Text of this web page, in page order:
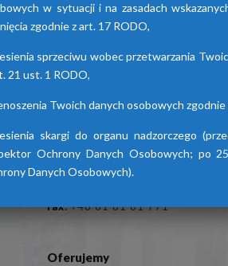
SXD-30 16
Wysogotowo, ul. Kamienna 28,
62-081 Przeźmierowo
info@pneumatik.pl
fax:+48 61 81 61 771
Oferujemy
w sytuacji i na zasadach
zgodnie z art. 17 RODO,
sprzeciwu wobec przetwarzania
21 ust. 1 RODO,
Twoich danych osobowych zgodnie
skargi do organu nadzorczego
Ochrony Danych Osobowych; po
Danych Osobowych).